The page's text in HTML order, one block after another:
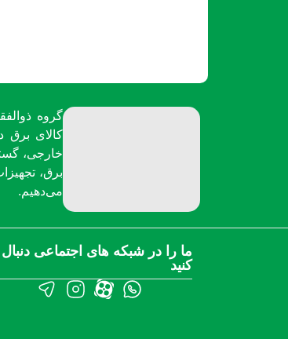
گروه
کالای برق
خارجی،
برق،
می‌دهیم.
ما را در شبکه های اجتماعی دنبال
کنید